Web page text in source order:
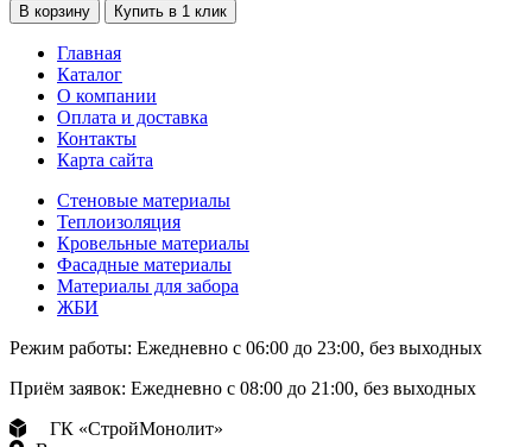
В корзину Купить в 1 клик
Главная
Каталог
О компании
Оплата и доставка
Контакты
Карта сайта
Стеновые материалы
Теплоизоляция
Кровельные материалы
Фасадные материалы
Материалы для забора
ЖБИ
Режим работы: Ежедневно с 06:00 до 23:00, без выходных
Приём заявок: Ежедневно с 08:00 до 21:00, без выходных
ГК «СтройМонолит»